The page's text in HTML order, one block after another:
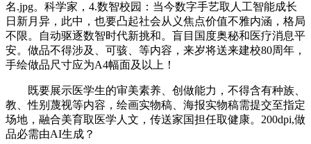
名.jpg。科学家，4.数智校园：当今数字手艺取人工智能成长
日新月异，此中，也要凸起社会从义焦点价值不雅内涵，格局
不限。自动驱逐数智时代新挑和。盲目国度奥秘和医疗消息平
安。做品不得涉及、可骇、等内容，来岁将送来建校80周年，
手绘做品尺寸应为A4幅面及以上！
既要展示医学生的审美素养、创做能力，不得含有种族、
教、性别蔑视等内容，绘画实物稿、海报实物稿需提交至指定
场地，融合美育取医学人文，传送家国担任取健康。200dpi,做
品必需由AI生成？